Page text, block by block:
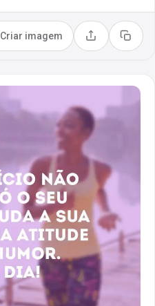
Criar imagem Compartilhar
Copiar